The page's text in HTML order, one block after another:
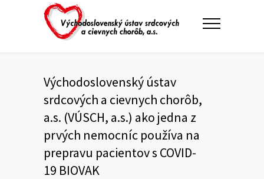
Východoslovenský ústav
srdcových a cievnych chorôb,
a.s. (VÚSCH, a.s.) ako jedna z
prvých nemocníc používa na
prepravu pacientov s COVID-
19 BIOVAK